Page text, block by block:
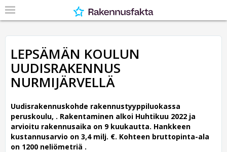
LEPSÄMÄN KOULUN
UUDISRAKENNUS
NURMIJÄRVELLÄ
Uudisrakennuskohde rakennustyyppiluokassa
peruskoulu, . Rakentaminen alkoi Huhtikuu 2022 ja
arvioitu rakennusaika on 9 kuukautta. Hankkeen
kustannusarvio on 3,4 milj. €. Kohteen bruttopinta-ala
on 1200 neliömetriä .